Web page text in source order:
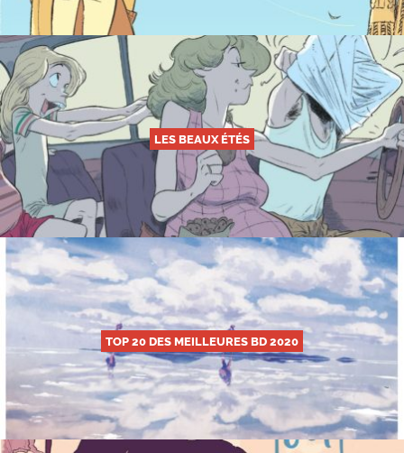
LES BEAUX ÉTÉS
TOP 20 DES MEILLEURES BD 2020